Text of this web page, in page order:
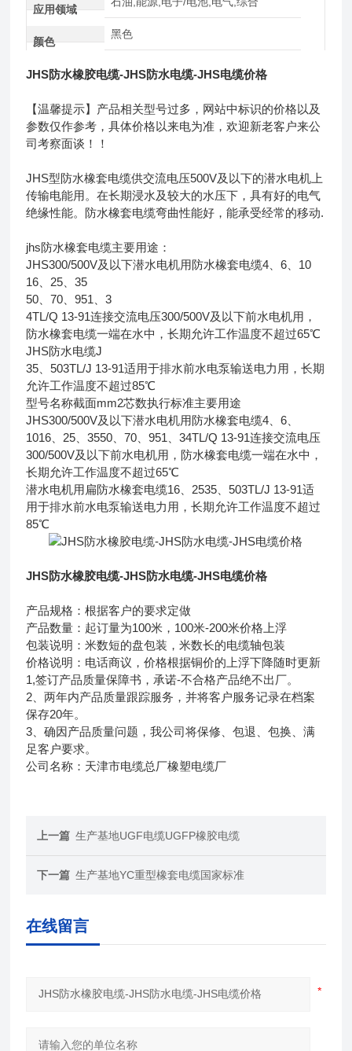
应用领域
颜色
黑色
JHS防水橡胶电缆-JHS防水电缆-JHS电缆价格
【温馨提示】产品相关型号过多，网站中标识的价格以及
参数仅作参考，具体价格以来电为准，欢迎新老客户来公
司考察面谈！！
JHS型防水橡套电缆供交流电压500V及以下的潜水电机上
传输电能用。在长期浸水及较大的水压下，具有好的电气
绝缘性能。防水橡套电缆弯曲性能好，能承受经常的移动.
jhs防水橡套电缆主要用途：
JHS300/500V及以下潜水电机用防水橡套电缆4、6、10
16、25、35
50、70、951、3
4TL/Q 13-91连接交流电压300/500V及以下前水电机用，
防水橡套电缆一端在水中，长期允许工作温度不超过65℃
JHS防水电缆J
35、503TL/J 13-91适用于排水前水电泵输送电力用，长期
允许工作温度不超过85℃
型号名称截面mm2芯数执行标准主要用途
JHS300/500V及以下潜水电机用防水橡套电缆4、6、
1016、25、3550、70、951、34TL/Q 13-91连接交流电压
300/500V及以下前水电机用，防水橡套电缆一端在水中，
长期允许工作温度不超过65℃
潜水电机用扁防水橡套电缆16、2535、503TL/J 13-91适
用于排水前水电泵输送电力用，长期允许工作温度不超过
85℃
JHS防水橡胶电缆-JHS防水电缆-JHS电缆价格
产品规格：根据客户的要求定做
产品数量：起订量为100米，100米-200米价格上浮
包装说明：米数短的盘包装，米数长的电缆轴包装
价格说明：电话商议，价格根据铜价的上浮下降随时更新
1,签订产品质量保障书，承诺-不合格产品绝不出厂。
2、两年内产品质量跟踪服务，并将客户服务记录在档案
保存20年。
3、确因产品质量问题，我公司将保修、包退、包换、满
足客户要求。
公司名称：天津市电缆总厂橡塑电缆厂
上一篇 生产基地UGF电缆UGFP橡胶电缆
下一篇 生产基地YC重型橡套电缆国家标准
在线留言